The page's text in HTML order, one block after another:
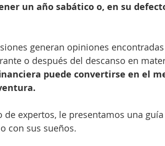
un año sabático o, en su
generan opiniones
o después del descanso en
puede convertirse en el
de expertos, le presentamos una
con sus sueños.